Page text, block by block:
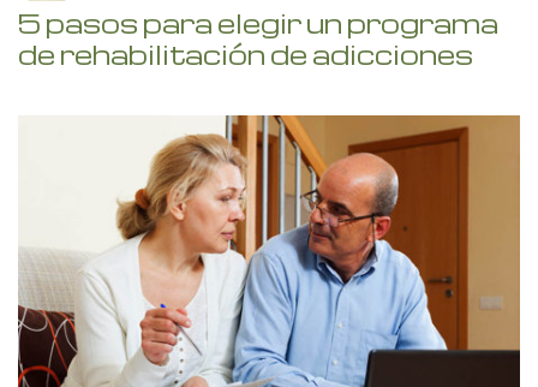
5 pasos para elegir un programa
de rehabilitación de adicciones